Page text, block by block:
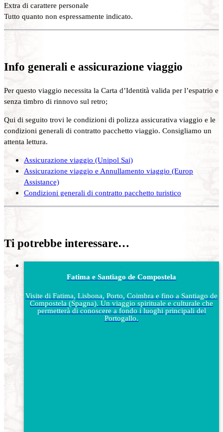
Extra di carattere personale
Tutto quanto non espressamente indicato.
Info generali e assicurazione viaggio
Per questo viaggio necessita la Carta d’Identità valida per l’espatrio e
senza timbro di rinnovo sul retro;
Qui di seguito trovi le condizioni di polizza assicurativa viaggio e le
condizioni generali di contratto pacchetto viaggio. Consigliamo un
attenta lettura.
Assicurazione viaggio (Unipol Sai)
Assicurazione viaggio e Annullamento viaggio (Europ
Assistance)
Condizioni generali di contratto pacchetto turistico
Ti potrebbe interessare…
Fatima e Santiago de Compostela
Visite di Fatima, Lisbona, Porto, Coimbra e fino a Santiago de
Compostela (Spagna). Un viaggio spirituale e culturale che
permetterà di conoscere a fondo i luoghi principali del
Portogallo.